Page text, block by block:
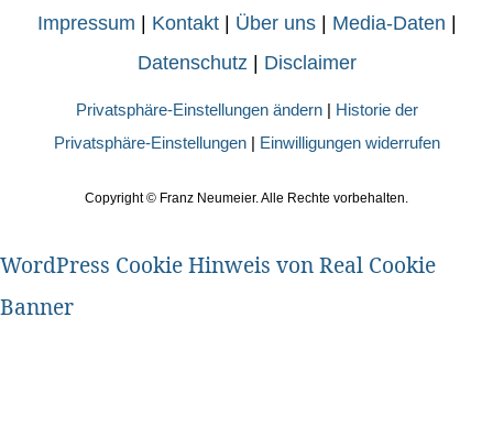
Impressum Kontakt| Über uns| Media-Daten
Datenschutz| Disclaimer
Privatsphäre-Einstellungen ändern| Historie der
Privatsphäre-Einstellungen| Einwilligungen widerrufen
Copyright © Franz Neumeier. Alle Rechte vorbehalten.
WordPress Cookie Hinweis von Real Cookie
Banner